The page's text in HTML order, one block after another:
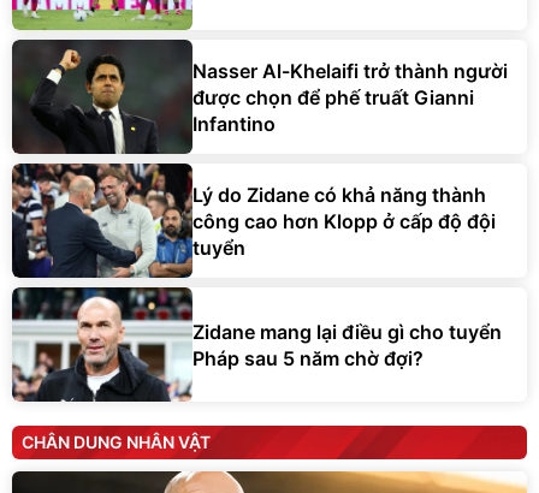
Nasser Al-Khelaifi trở thành người
được chọn để phế truất Gianni
Infantino
Lý do Zidane có khả năng thành
công cao hơn Klopp ở cấp độ đội
tuyển
Zidane mang lại điều gì cho tuyển
Pháp sau 5 năm chờ đợi?
CHÂN DUNG NHÂN VẬT